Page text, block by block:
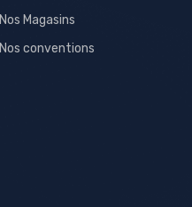
Nos Magasins
Nos conventions